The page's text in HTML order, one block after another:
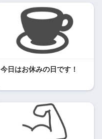
今日はお休みの日です！